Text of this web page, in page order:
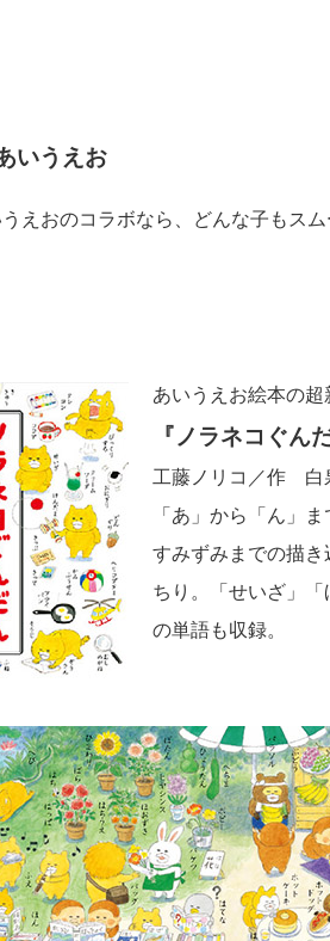
いうえお
えおのコラボなら、どんな子もス
あいうえお絵本の超
『ノラネコぐん
工藤ノリコ／作
「あ」から「ん」
すみずみまでの描
ちり。「せいざ」
の単語も収録。